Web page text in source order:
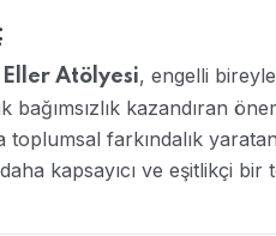
Atölyesi, engelli
bağımsızlık kazandıran
toplumsal farkındalık
kapsayıcı ve eşitlikçi bir